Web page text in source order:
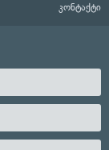
კონტაქტი